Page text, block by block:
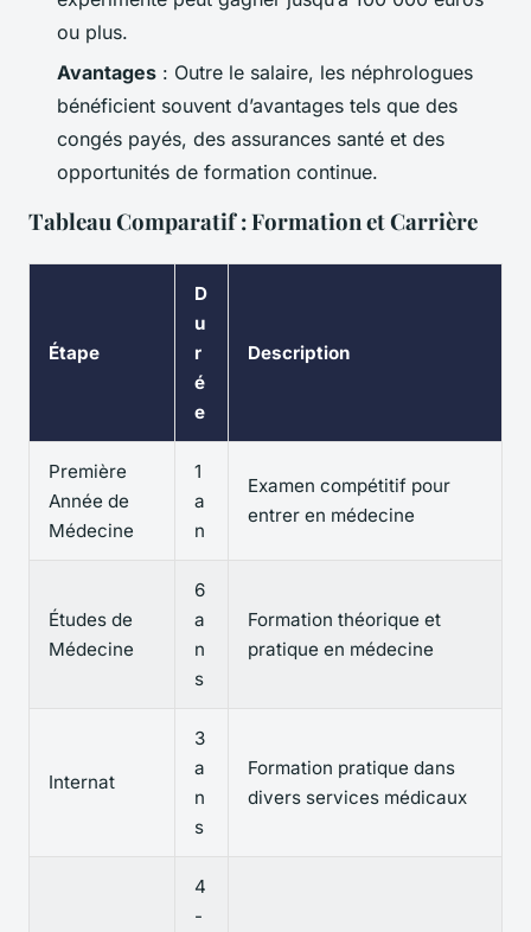
ou plus.
Avantages : Outre le salaire, les néphrologues
bénéficient souvent d’avantages tels que des
congés payés, des assurances santé et des
opportunités de formation continue.
Tableau Comparatif : Formation et Carrière
Étape
D
u
r
é
e
Description
Première
Année de
Médecine
1
a
n
Examen compétitif pour
entrer en médecine
Études de
Médecine
6
a
n
s
Formation théorique et
pratique en médecine
Internat
3
a
n
s
Formation pratique dans
divers services médicaux
4
-